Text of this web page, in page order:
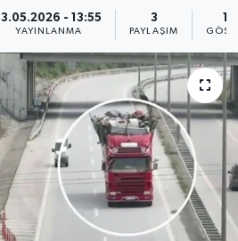
13.05.2026 - 13:55
YAYINLANMA
3
PAYLAŞIM